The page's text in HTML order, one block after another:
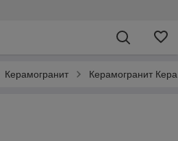
Керамогранит Керамогранит